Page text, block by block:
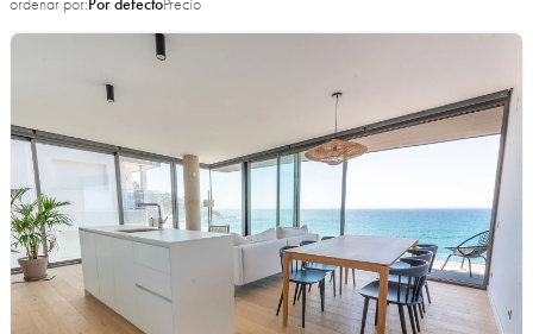
ordenar por:Por defectoPrecio